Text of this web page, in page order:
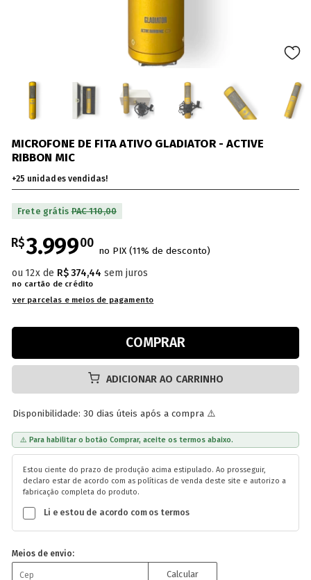
MICROFONE DE FITA ATIVO GLADIATOR - ACTIVE
RIBBON MIC
+25 unidades vendidas!
Frete grátisPAC 110,00
R$3.99900
12x de R$ 374,44 sem juros
ADICIONAR AO CARRINHO
Disponibilidade: 30 dias úteis após a compra ⚠️
⚠️ Para habilitar o botão Comprar, aceite os termos abaixo.
Estou ciente do prazo de produção acima estipulado. Ao prosseguir,
declaro estar de acordo com as políticas de venda deste site e autorizo a
fabricação completa do produto.
Li e estou de acordo com os termos
Meios de envio:
Calcular